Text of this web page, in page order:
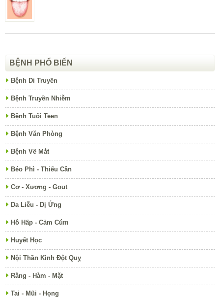
BỆNH PHỔ BIẾN
Bệnh Di Truyền
Bệnh Truyền Nhiễm
Bệnh Tuổi Teen
Bệnh Văn Phòng
Bệnh Về Mắt
Béo Phì - Thiếu Cân
Cơ - Xương - Gout
Da Liễu - Dị Ứng
Hô Hấp - Cảm Cúm
Huyết Học
Nội Thần Kinh Đột Quỵ
Răng - Hàm - Mặt
Tai - Mũi - Họng